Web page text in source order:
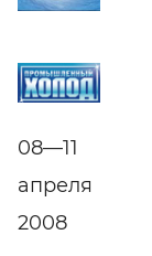
08—11
апреля
2008